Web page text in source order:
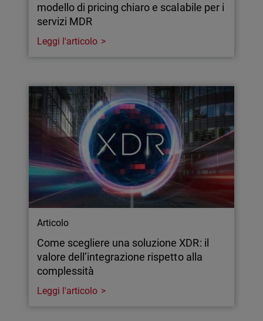
modello di pricing chiaro e scalabile per i
servizi MDR
Leggi l'articolo
Articolo
Come scegliere una soluzione XDR: il
valore dell’integrazione rispetto alla
complessità
Leggi l'articolo